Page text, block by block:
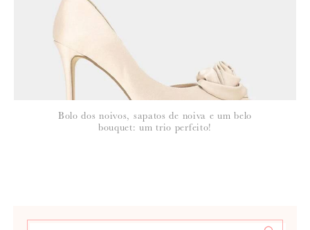
Bolo dos noivos, sapatos de noiva e um belo
bouquet: um trio perfeito!